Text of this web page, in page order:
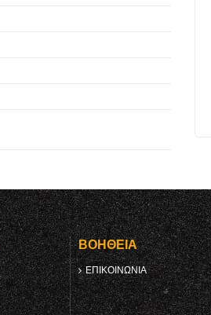
ΒΟΉΘΕΙΑ
ΕΠΙΚΟΙΝΩΝΊΑ